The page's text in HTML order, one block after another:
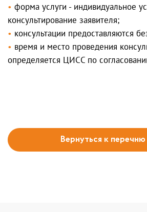
форма услуги - индивидуальное
консультирование заявителя;
консультации предоставляются
время и место проведения
определяется ЦИСС по
Вернуться к перечню